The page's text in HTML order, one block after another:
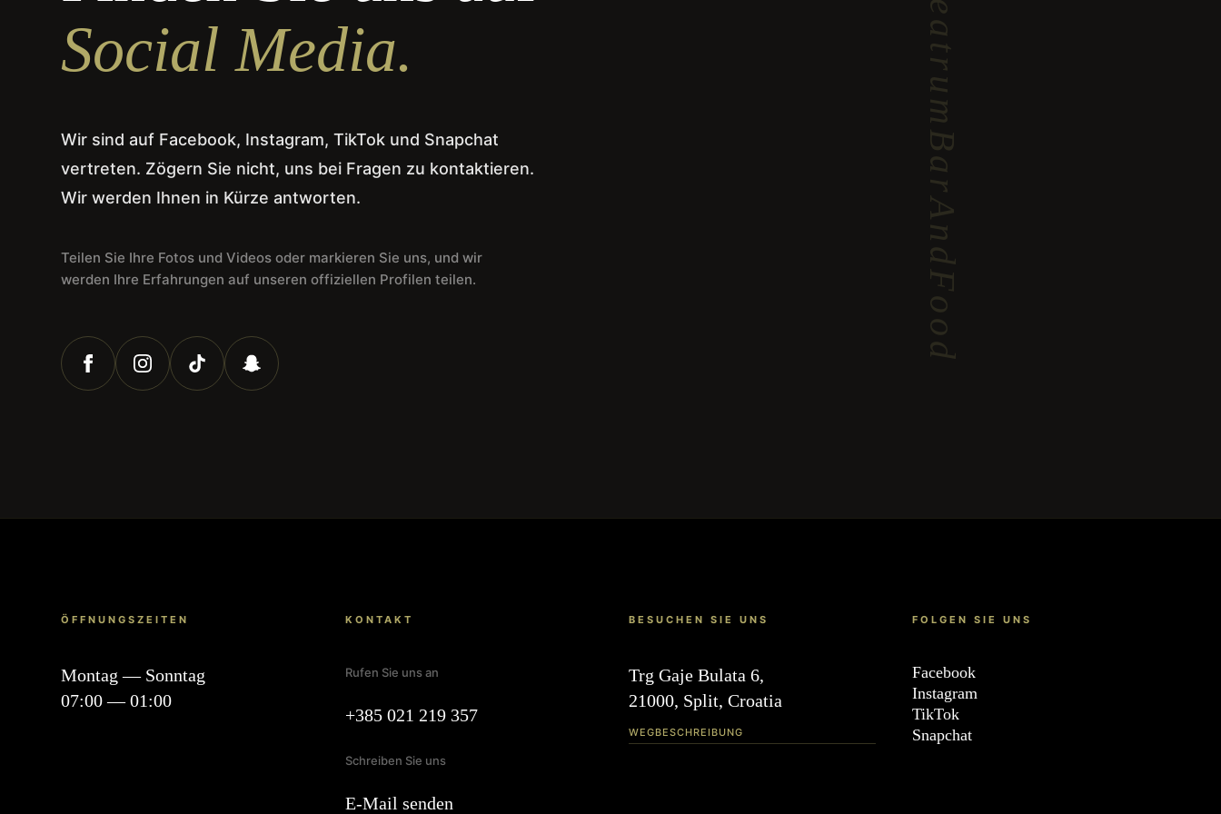
Social Media.
Wir sind auf Facebook, Instagram, TikTok und Snapchat
vertreten. Zögern Sie nicht, uns bei Fragen zu kontaktieren.
Wir werden Ihnen in Kürze antworten.
Teilen Sie Ihre Fotos und Videos oder markieren Sie uns, und wir
werden Ihre Erfahrungen auf unseren offiziellen Profilen teilen.
#TheatrumBarAndFood
ÖFFNUNGSZEITEN
Montag — Sonntag
07:00 — 01:00
KONTAKT
Rufen Sie uns an
+385 021 219 357
Schreiben Sie uns
E-Mail senden
BESUCHEN SIE UNS
Trg Gaje Bulata 6,
21000, Split, Croatia
WEGBESCHREIBUNG
FOLGEN SIE UNS
Facebook
Instagram
TikTok
Snapchat